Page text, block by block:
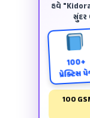
હવે
સુંદર
100+
પ્રેક્ટિસ
100